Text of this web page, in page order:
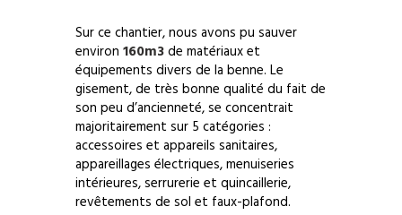
Sur ce chantier, nous avons pu sauver
environ 160m3de matériaux et
équipements divers de la benne. Le
gisement, de très bonne qualité du fait de
son peu d’ancienneté, se concentrait
majoritairement sur 5 catégories :
accessoires et appareils sanitaires,
appareillages électriques, menuiseries
intérieures, serrurerie et quincaillerie,
revêtements de sol et faux-plafond.